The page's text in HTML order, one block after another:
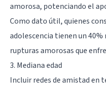
amorosa, potenciando el
Como dato útil, quienes
adolescencia tienen un 40%
rupturas amorosas que
3. Mediana edad
Incluir redes de amistad en